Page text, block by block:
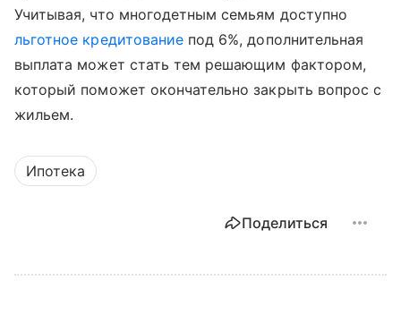
Учитывая, что многодетным семьям доступно
льготное кредитование под 6%, дополнительная
выплата может стать тем решающим фактором,
который поможет окончательно закрыть вопрос с
жильем.
Ипотека
Поделиться